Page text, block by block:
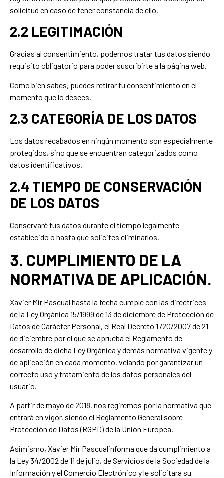
solicitud en caso de tener constancia de ello.
2.2 LEGITIMACIÓN
Gracias al consentimiento, podemos tratar tus datos siendo
requisito obligatorio para poder suscribirte a la página web.
Como bien sabes, puedes retirar tu consentimiento en el
momento que lo desees.
2.3 CATEGORÍA DE LOS DATOS
Los datos recabados en ningún momento son especialmente
protegidos, sino que se encuentran categorizados como
datos identificativos.
2.4 TIEMPO DE CONSERVACIÓN
DE LOS DATOS
Conservaré tus datos durante el tiempo legalmente
establecido o hasta que solicites eliminarlos.
3. CUMPLIMIENTO DE LA
NORMATIVA DE APLICACIÓN.
Xavier Mir Pascual hasta la fecha cumple con las directrices
de la Ley Orgánica 15/1999 de 13 de diciembre de Protección de
Datos de Carácter Personal, el Real Decreto 1720/2007 de 21
de diciembre por el que se aprueba el Reglamento de
desarrollo de dicha Ley Orgánica y demás normativa vigente y
de aplicación en cada momento, velando por garantizar un
correcto uso y tratamiento de los datos personales del
usuario.
A partir de mayo de 2018, nos regiremos por la normativa que
entrará en vigor, siendo el Reglamento General sobre
Protección de Datos (RGPD) de la Unión Europea.
Asimismo, Xavier Mir Pascualinforma que da cumplimiento a
la Ley 34/2002 de 11 de julio, de Servicios de la Sociedad de la
Información y el Comercio Electrónico y le solicitará su